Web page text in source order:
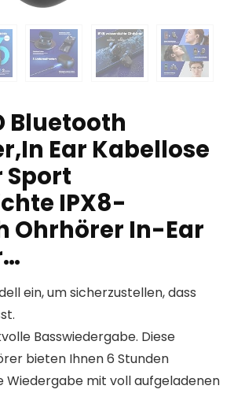
Bluetooth
Ear Kabellose
Sport
IPX8-
Ohrhörer In-Ear
ein, um sicherzustellen, dass
Basswiedergabe. Diese
bieten Ihnen 6 Stunden
mit voll aufgeladenen